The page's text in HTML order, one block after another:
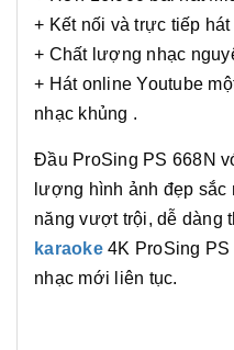
+ Kết nối và trực tiếp
+ Chất lượng nhạc
+ Hát online Youtube
nhạc khủng .
Đầu ProSing PS 668N
lượng hình ảnh đẹp sắc
năng vượt trội, dễ dàng
karaoke4K ProSing PS
nhạc mới liên tục.